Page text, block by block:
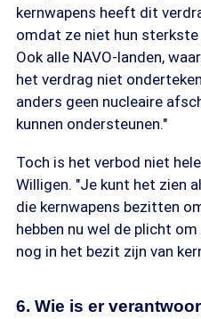
kernwapens heeft dit
omdat ze niet hun sterkste
Ook alle NAVO-landen,
het verdrag niet
anders geen nucleaire
kunnen ondersteunen."
Toch is het verbod niet
Willigen. "Je kunt het zien
die kernwapens bezitten
hebben nu wel de plicht
nog in het bezit zijn van
6. Wie is er